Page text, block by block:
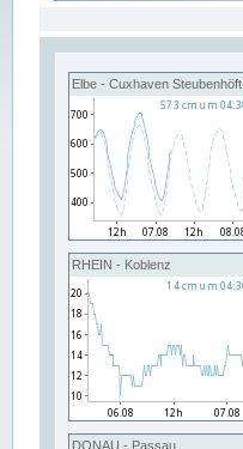
Elbe - Cuxhaven Steubenhöft
RHEIN - Koblenz
DONAU - Passau